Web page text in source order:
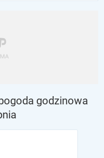
godzinowa